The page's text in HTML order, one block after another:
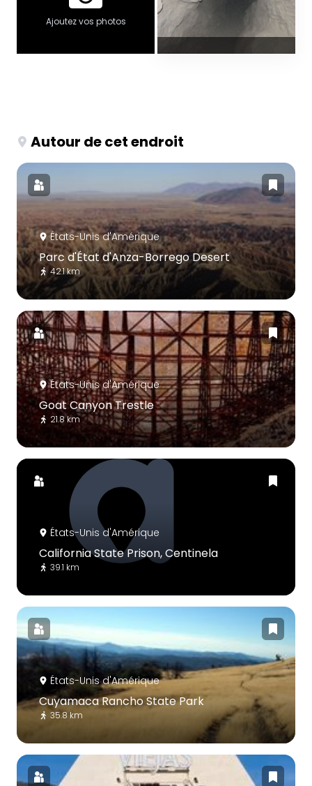
Ajoutez vos photos
Autour de cet endroit
États-Unis d'Amérique
Parc d'État d'Anza-Borrego Desert
42.1 km
États-Unis d'Amérique
Goat Canyon Trestle
21.8 km
États-Unis d'Amérique
California State Prison, Centinela
39.1 km
États-Unis d'Amérique
Cuyamaca Rancho State Park
35.8 km